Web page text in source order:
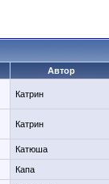
Автор
Катрин
Катрин
Катюша
Капа